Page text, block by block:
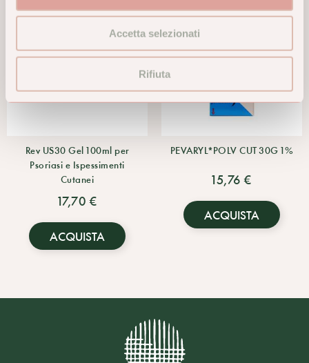
Accetta selezionati
Rifiuta
Rev US30 Gel 100ml per
Psoriasi e Ispessimenti
Cutanei
17,70 €
ACQUISTA
PEVARYL*POLV CUT 30G 1%
15,76 €
ACQUISTA